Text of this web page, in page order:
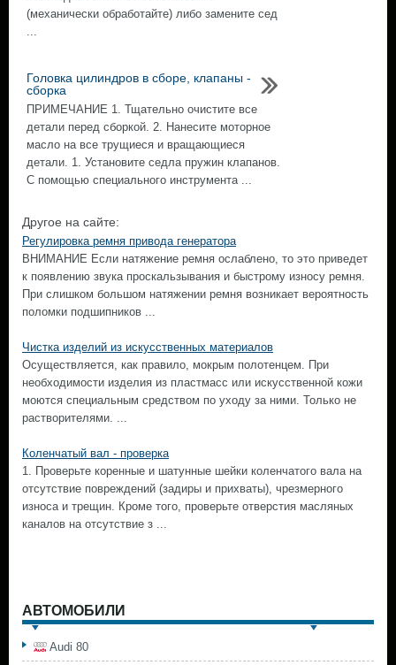
(механически обработайте) либо замените сед
...
Головка цилиндров в сборе, клапаны -
сборка
ПРИМЕЧАНИЕ 1. Тщательно очистите все
детали перед сборкой. 2. Нанесите моторное
масло на все трущиеся и вращающиеся
детали. 1. Установите седла пружин клапанов.
С помощью специального инструмента ...
Другое на сайте:
Регулировка ремня привода генератора
ВНИМАНИЕ Если натяжение ремня ослаблено, то это приведет
к появлению звука проскальзывания и быстрому износу ремня.
При слишком большом натяжении ремня возникает вероятность
поломки подшипников ...
Чистка изделий из искусственных материалов
Осуществляется, как правило, мокрым полотенцем. При
необходимости изделия из пластмасс или искусственной кожи
моются специальным средством по уходу за ними. Только не
растворителями. ...
Коленчатый вал - проверка
1. Проверьте коренные и шатунные шейки коленчатого вала на
отсутствие повреждений (задиры и прихваты), чрезмерного
износа и трещин. Кроме того, проверьте отверстия масляных
каналов на отсутствие з ...
АВТОМОБИЛИ
Audi 80